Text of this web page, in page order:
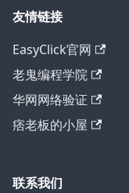
友情链接
EasyClick官网
老鬼编程学院
华网网络验证
痞老板的小屋
联系我们